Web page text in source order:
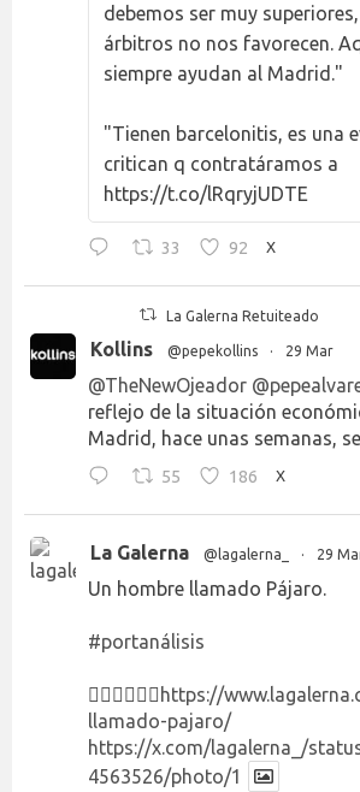
debemos ser muy
árbitros no nos favorecen.
siempre ayudan al Madrid."
"Tienen barcelonitis, es una
critican q contratáramos a
https://t.co/lRqryjUDTE
33 92 X
La Galerna Retuiteado
Kollins @pepekollins · 29 Mar
@TheNewOjeador
reflejo de la situación
Madrid, hace unas semanas,
55 186 X
La Galerna @lagalerna_ · 29
Un hombre llamado Pájaro.
#portanálisis
👉🏻👉🏻👉🏻 https://
llamado-pajaro/
https://x.com/lagalerna_/
4563526/photo/1